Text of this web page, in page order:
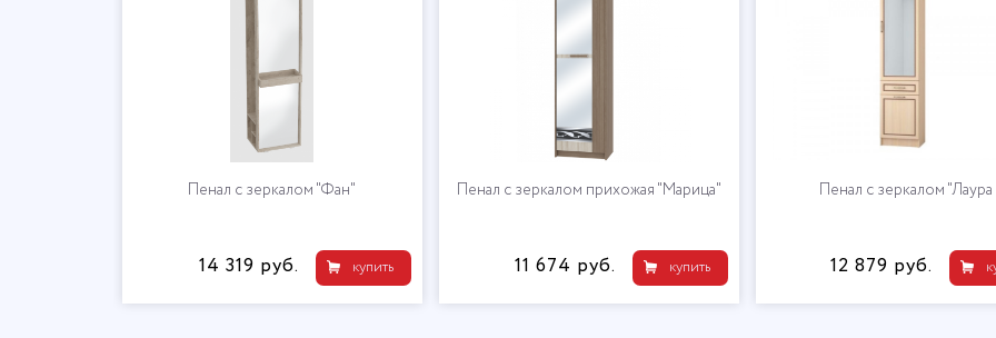
Пенал с зеркалом "Фан"
купить
14 319 руб.
Пенал с зеркалом прихожая "Марица"
купить
11 674 руб.
Пенал с зеркалом "Лаура
12 879 руб.